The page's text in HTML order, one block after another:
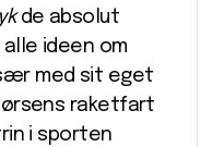
de absolut
ideen om
med sit eget
raketfart
i sporten